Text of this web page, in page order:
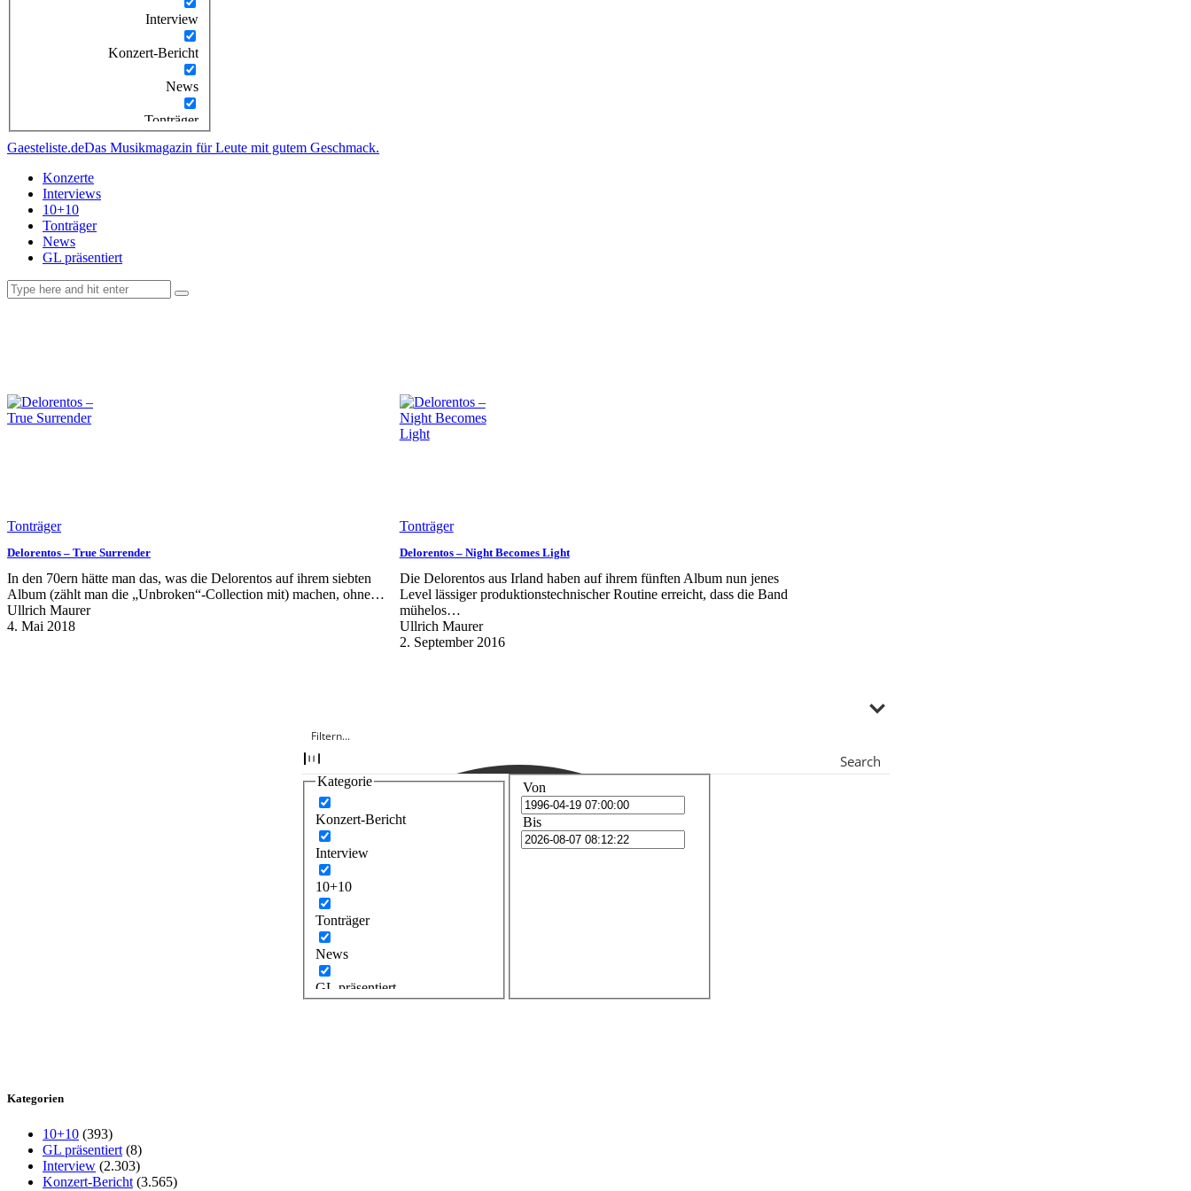
Interview
Konzert-Bericht
News
Tonträger
Gaesteliste.deDas Musikmagazin für Leute mit gutem Geschmack.
Konzerte
Interviews
10+10
Tonträger
News
GL präsentiert
Tonträger
Delorentos – True Surrender
In den 70ern hätte man das, was die Delorentos auf ihrem siebten
Album (zählt man die „Unbroken“-Collection mit) machen, ohne…
Ullrich Maurer
4. Mai 2018
Tonträger
Delorentos – Night Becomes Light
Die Delorentos aus Irland haben auf ihrem fünften Album nun jenes
Level lässiger produktionstechnischer Routine erreicht, dass die Band
mühelos…
Ullrich Maurer
2. September 2016
Search
Kategorie
Konzert-Bericht
Interview
10+10
Tonträger
News
GL präsentiert
Von
Bis
Kategorien
10+10 (393)
GL präsentiert (8)
Interview (2.303)
Konzert-Bericht (3.565)